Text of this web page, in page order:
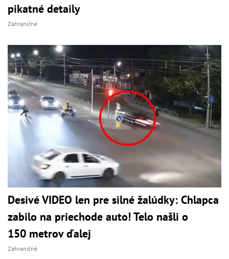
pikatné detaily
Zahraničné
Desivé VIDEO len pre silné žalúdky: Chlapca
zabilo na priechode auto! Telo našli o
150 metrov ďalej
Zahraničné